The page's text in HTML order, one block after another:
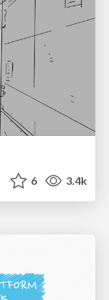
6 3.4k